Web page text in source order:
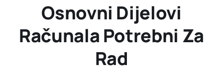
Osnovni Dijelovi
Računala Potrebni Za
Rad